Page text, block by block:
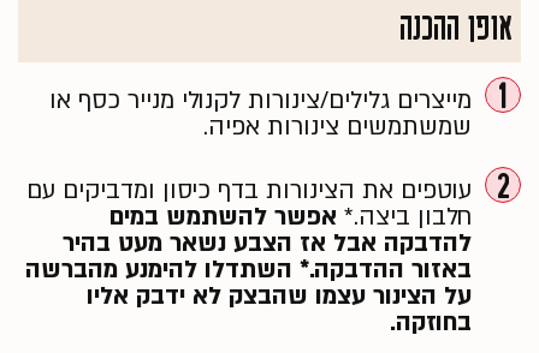
אופן ההכנה
1
מייצרים גלילים/צינורות לקנולי מנייר כסף או
שמשתמשים צינורות אפיה.
2
עוטפים את הצינורות בדף כיסון ומדביקים עם
חלבון ביצה.* אפשר להשתמש במים
להדבקה אבל אז הצבע נשאר מעט בהיר
באזור ההדבקה.* השתדלו להימנע מהברשה
על הצינור עצמו שהבצק לא ידבק אליו
בחוזקה.